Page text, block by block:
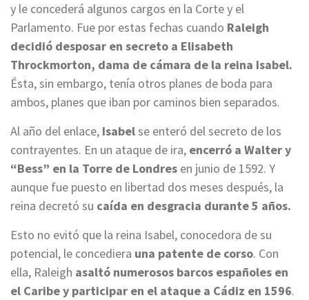
y le concederá algunos cargos en la Corte y el
Parlamento. Fue por estas fechas cuando Raleigh
decidió desposar en secreto a Elisabeth
Throckmorton, dama de cámara de la reina Isabel.
Ésta, sin embargo, tenía otros planes de boda para
ambos, planes que iban por caminos bien separados.
Al año del enlace, Isabelse enteró del secreto de los
contrayentes. En un ataque de ira, encerró a Walter y
“Bess” en la Torre de Londres en junio de 1592. Y
aunque fue puesto en libertad dos meses después, la
reina decretó su caída en desgracia durante 5 años.
Esto no evitó que la reina Isabel, conocedora de su
potencial, le concediera una patente de corso. Con
ella, Raleigh asaltó numerosos barcos españoles en
el Caribe y participar en el ataque a Cádiz en 1596.